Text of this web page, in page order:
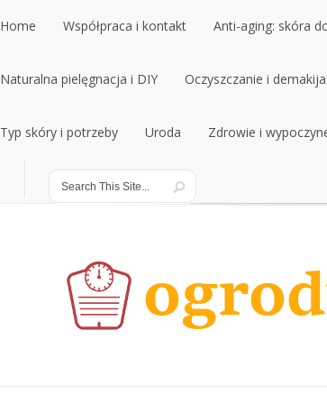
Home
Home
Współpraca i kontakt
Współpraca i kontakt
Anti-aging: skóra
Anti-aging: skóra
Naturalna pielęgnacja i DIY
Naturalna pielęgnacja i DIY
Oczyszczanie i
Oczyszczanie i
Typ skóry i potrzeby
Typ skóry i potrzeby
Uroda
Uroda
Zdrowie i